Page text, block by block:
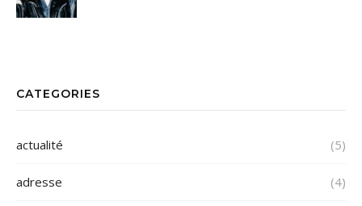
CATEGORIES
actualité (5)
adresse (4)